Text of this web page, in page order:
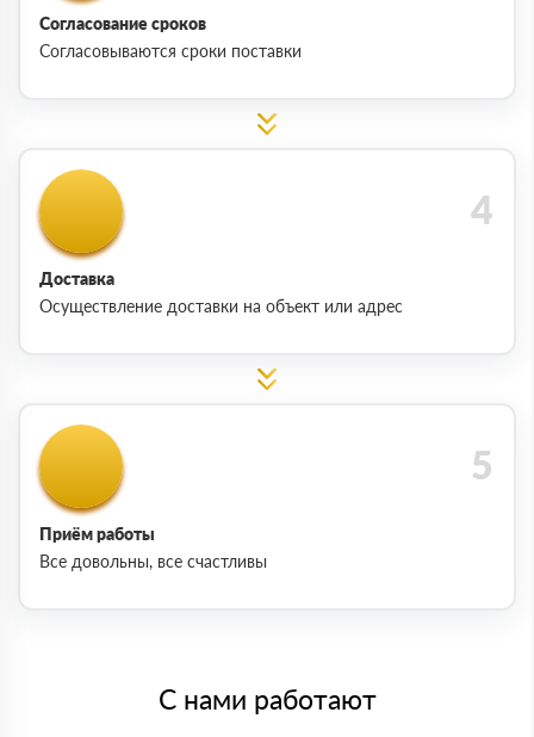
Согласование сроков
Согласовываются сроки поставки
Доставка
Осуществление доставки на объект или адрес
Приём работы
Все довольны, все счастливы
С нами работают